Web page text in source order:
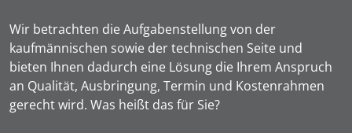
Wir betrachten die Aufgabenstellung von der
kaufmännischen sowie der technischen Seite und
bieten Ihnen dadurch eine Lösung die Ihrem Anspruch
an Qualität, Ausbringung, Termin und Kostenrahmen
gerecht wird. Was heißt das für Sie?